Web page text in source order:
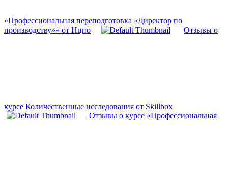
«Профессиональная переподготовка «Директор по
производству»» от Нцпо
Отзывы о
курсе Количественные исследования от Skillbox
Отзывы о курсе «Профессиональная